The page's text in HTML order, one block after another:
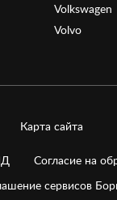
Volkswagen
Volvo
Карта сайта
Согласие на
сервисов